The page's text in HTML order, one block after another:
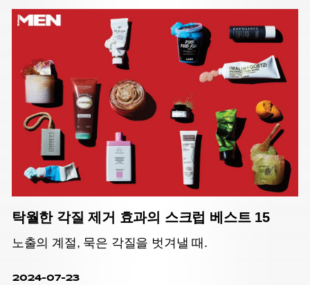
탁월한 각질 제거 효과의 스크럽 베스트 15
노출의 계절, 묵은 각질을 벗겨낼 때.
2024-07-23